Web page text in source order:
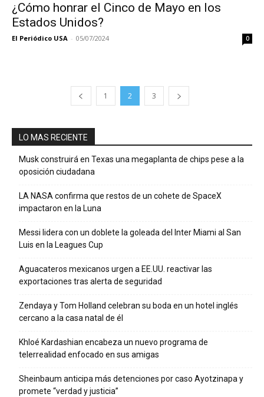
¿Cómo honrar el Cinco de Mayo en los
Estados Unidos?
El Periódico USA - 05/07/2024 0
1 2 3
LO MAS RECIENTE
Musk construirá en Texas una megaplanta de chips pese a la
oposición ciudadana
LA NASA confirma que restos de un cohete de SpaceX
impactaron en la Luna
Messi lidera con un doblete la goleada del Inter Miami al San
Luis en la Leagues Cup
Aguacateros mexicanos urgen a EE.UU. reactivar las
exportaciones tras alerta de seguridad
Zendaya y Tom Holland celebran su boda en un hotel inglés
cercano a la casa natal de él
Khloé Kardashian encabeza un nuevo programa de
telerrealidad enfocado en sus amigas
Sheinbaum anticipa más detenciones por caso Ayotzinapa y
promete “verdad y justicia”